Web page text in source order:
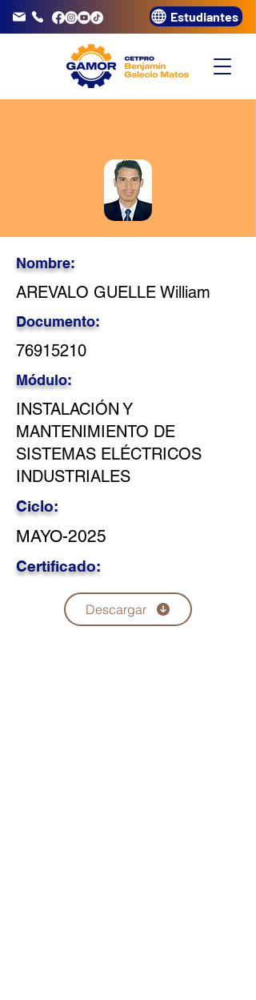
3320072 Estudiantes
Nombre:
AREVALO GUELLE William
Documento:
76915210
Módulo:
INSTALACIÓN Y
MANTENIMIENTO DE
SISTEMAS ELÉCTRICOS
INDUSTRIALES
Ciclo:
MAYO-2025
Certificado:
Descargar